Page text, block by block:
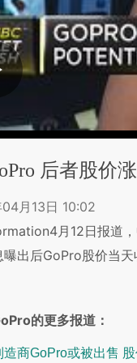
后者股价
月13日 10:02
月12日报道
出后GoPro股价当
的更多报道：
造商GoPro或被出售